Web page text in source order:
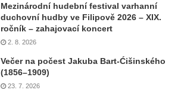
Mezinárodní hudební festival varhanní
duchovní hudby ve Filipově 2026 – XIX.
ročník – zahajovací koncert
2. 8. 2026
Večer na počest Jakuba Bart-Ćišinského
(1856–1909)
23. 7. 2026